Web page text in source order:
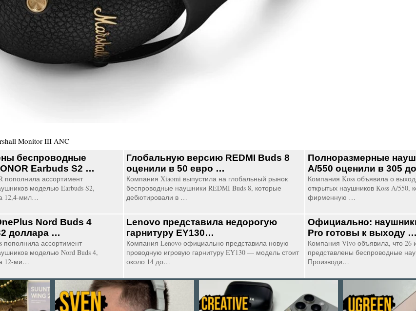
Monitor III ANC
беспроводные
Earbuds S2 …
пополнила ассортимент
моделью Earbuds S2,
12,4-мил…
Глобальную версию REDMI Buds 8
оценили в 50 евро …
Компания Xiaomi выпустила на глобальный рынок
беспроводные наушники REDMI Buds 8, которые
дебютировали в …
Полноразмерные
A/550 оценили в 305
Компания Koss объявила о
открытых наушников Koss A/550,
фирменную …
Nord Buds 4
доллара …
пополнила ассортимент
моделью Nord Buds 4,
12-ми…
Lenovo представила недорогую
гарнитуру EY130…
Компания Lenovo официально представила новую
проводную игровую гарнитуру EY130 — модель стоит
около 14 до…
Официально:
Pro готовы к выходу
Компания Vivo объявила, что 26
представлены беспроводные
Производи…